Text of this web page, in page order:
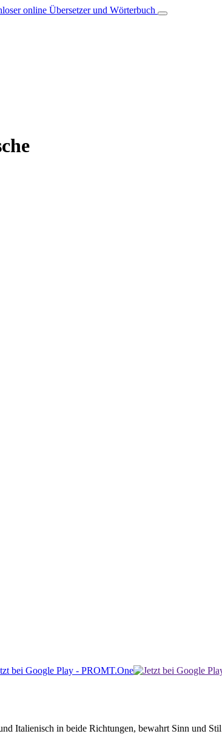
online Übersetzer und Wörterbuch
Italienisch in beide Richtungen, bewahrt Sinn und